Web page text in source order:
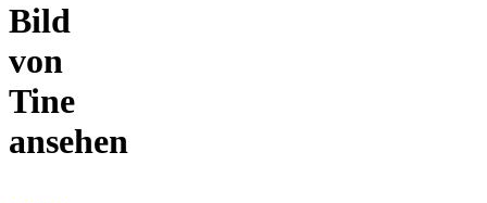
Bild
von
Tine
ansehen